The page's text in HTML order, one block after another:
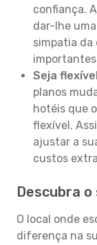
confiança.
dar-lhe
simpatia da
Seja
planos
hotéis que
flexível.
ajustar a
custos
Descubra
O local onde
diferença na